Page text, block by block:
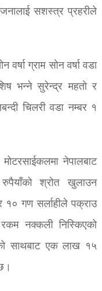
सशस्त्र प्रहरीले
वर्षा ग्राम सोन वर्षा वडा
भन्ने सुरेन्द्र महतो र
चिलरी वडा नम्बर १
नेपालबाट
श्रोत खुलाउन
गण सर्लाहीले पक्राउ
नक्कली निस्किएको
साथबाट एक लाख १५